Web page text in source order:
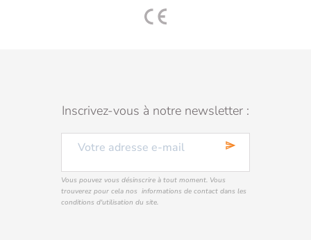
Inscrivez-vous à notre newsletter :
send
Vous pouvez vous désinscrire à tout moment. Vous
trouverez pour cela nos informations de contact dans les
conditions d'utilisation du site.